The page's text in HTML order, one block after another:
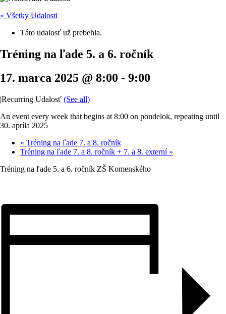
« Všetky Udalosti
Táto udalosť už prebehla.
Tréning na ľade 5. a 6. ročník
17. marca 2025 @ 8:00 - 9:00
|Recurring Udalosť (See all)
An event every week that begins at 8:00 on pondelok, repeating until
30. apríla 2025
« Tréning na ľade 7. a 8. ročník
Tréning na ľade 7. a 8. ročník + 7. a 8. externí »
Tréning na ľade 5. a 6. ročník ZŠ Komenského